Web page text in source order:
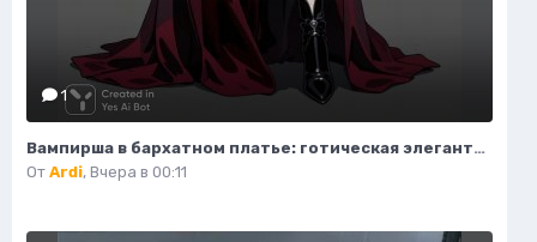
1
Вампирша в бархатном платье: готическая элегантность и таинственная красота ночи. Изображение из нейросети Flux Ai
От Ardi, Вчера в 00:11